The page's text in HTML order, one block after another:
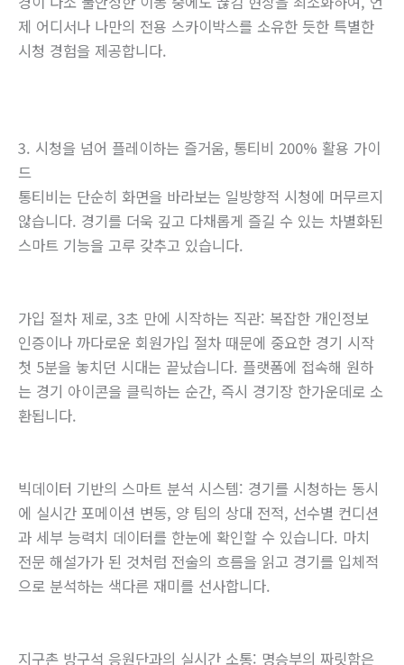
제 어디서나 나만의 전용 스카이박스를 소유한 듯한 특별한
시청 경험을 제공합니다.
3. 시청을 넘어 플레이하는 즐거움, 통티비 200% 활용 가이
드
통티비는 단순히 화면을 바라보는 일방향적 시청에 머무르지
않습니다. 경기를 더욱 깊고 다채롭게 즐길 수 있는 차별화된
스마트 기능을 고루 갖추고 있습니다.
가입 절차 제로, 3초 만에 시작하는 직관: 복잡한 개인정보
인증이나 까다로운 회원가입 절차 때문에 중요한 경기 시작
첫 5분을 놓치던 시대는 끝났습니다. 플랫폼에 접속해 원하
는 경기 아이콘을 클릭하는 순간, 즉시 경기장 한가운데로 소
환됩니다.
빅데이터 기반의 스마트 분석 시스템: 경기를 시청하는 동시
에 실시간 포메이션 변동, 양 팀의 상대 전적, 선수별 컨디션
과 세부 능력치 데이터를 한눈에 확인할 수 있습니다. 마치
전문 해설가가 된 것처럼 전술의 흐름을 읽고 경기를 입체적
으로 분석하는 색다른 재미를 선사합니다.
지구촌 방구석 응원단과의 실시간 소통: 명승부의 짜릿함은